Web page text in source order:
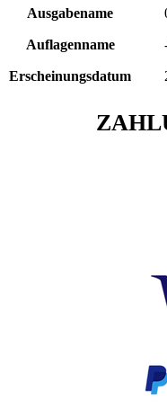
Ausgabename
Auflagenname
Erscheinungsdatum